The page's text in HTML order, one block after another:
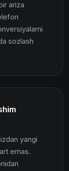
ariza
sozlash
yangi
emas.